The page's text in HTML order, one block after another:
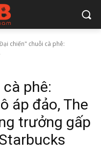
chiến" chuỗi cà phê:
cà phê:
áp đảo, The
trưởng gấp